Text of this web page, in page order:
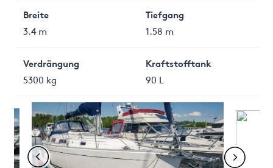
Breite
3.4 m
Tiefgang
1.58 m
Verdrängung
5300 kg
Kraftstofftank
90 L